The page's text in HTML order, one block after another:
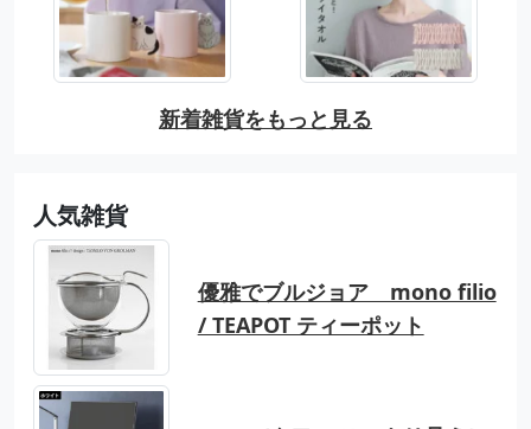
新着雑貨をもっと見る
人気雑貨
優雅でブルジョア mono filio
/ TEAPOT ティーポット